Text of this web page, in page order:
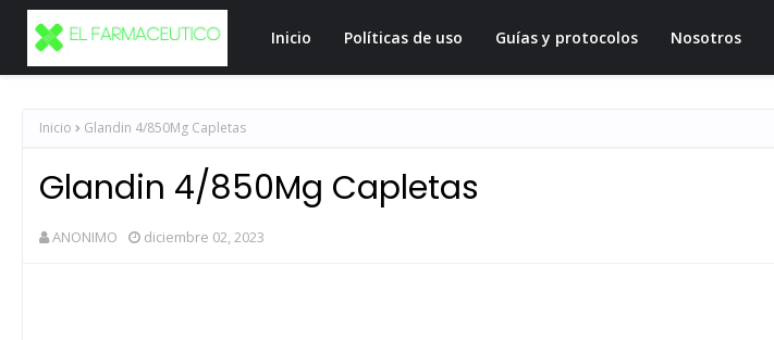
Inicio Políticas de uso Guías y protocolos Nosotros
Inicio Glandin 4/850Mg Capletas
Glandin 4/850Mg Capletas
ANONIMO diciembre 02, 2023